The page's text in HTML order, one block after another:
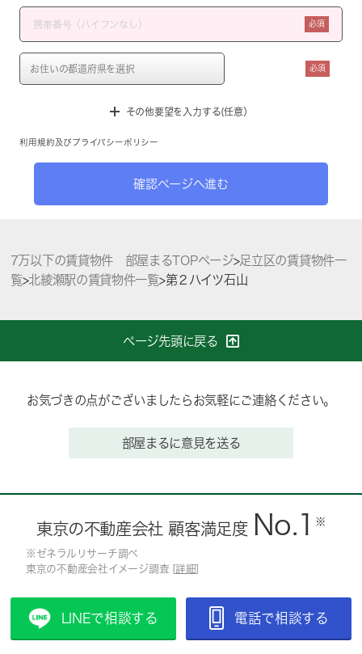
必須
必須
その他要望を入力する(任意）
利用規約 及び プライバシーポリシー
確認ページへ進む
7万以下の賃貸物件 部屋まるTOPページ>足立区の賃貸物件一
覧>北綾瀬駅の賃貸物件一覧>第２ハイツ石山
ページ先頭に戻る
お気づきの点がございましたらお気軽にご連絡ください。
部屋まるに意見を送る
東京の不動産会社 顧客満足度 No.1 ※
※ゼネラルリサーチ調べ
東京の不動産会社イメージ調査 [ 詳細
LINEで相談する 電話で相談する